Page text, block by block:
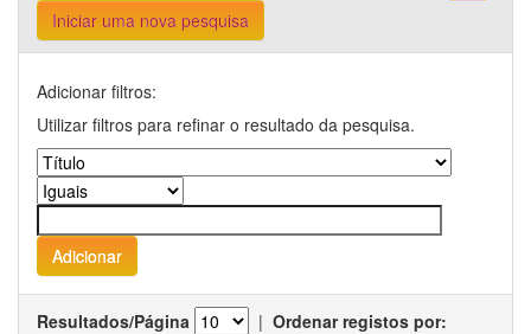
Iniciar uma nova pesquisa
Adicionar filtros:
Utilizar filtros para refinar o resultado da pesquisa.
Resultados/Página | Ordenar registos por: